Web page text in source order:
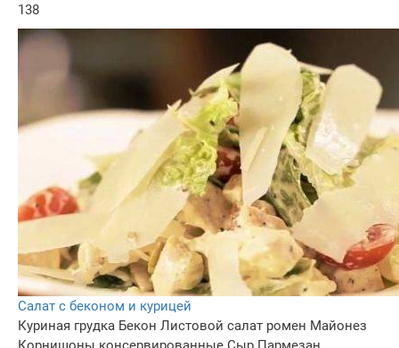
138
Салат с беконом и курицей
Куриная грудка Бекон Листовой салат ромен Майонез